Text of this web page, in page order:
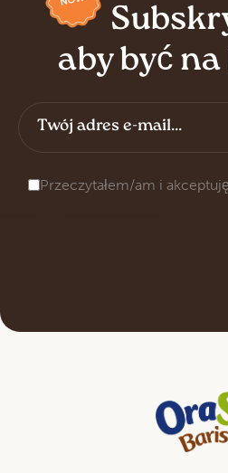
aby być
Przeczytałem/am i akceptuję